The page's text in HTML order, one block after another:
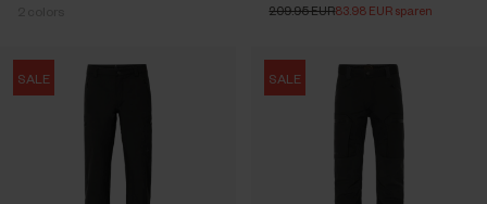
209.95 EUR83.98 EUR sparen
SALE SALE